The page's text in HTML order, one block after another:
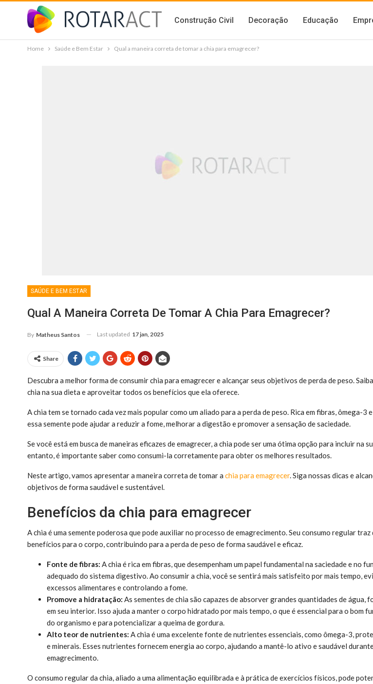
Construção Civil Decoração Educação
Home Saúde e Bem Estar Qual a maneira correta de tomar a chia para emagrecer?
SAÚDE E BEM ESTAR
Qual A Maneira Correta De Tomar A Chia Para Emagrecer?
By Matheus Santos Last updated 17 jan, 2025
Share
Descubra a melhor forma de consumir chia para emagrecer e alcançar seus objetivos de perda de peso.
chia na sua dieta e aproveitar todos os benefícios que ela oferece.
A chia tem se tornado cada vez mais popular como um aliado para a perda de peso. Rica em fibras, ômega-3
essa semente pode ajudar a reduzir a fome, melhorar a digestão e promover a sensação de saciedade.
Se você está em busca de maneiras eficazes de emagrecer, a chia pode ser uma ótima opção para incluir na
entanto, é importante saber como consumi-la corretamente para obter os melhores resultados.
Neste artigo, vamos apresentar a maneira correta de tomar a chia para emagrecer. Siga nossas dicas e
objetivos de forma saudável e sustentável.
Benefícios da chia para emagrecer
A chia é uma semente poderosa que pode auxiliar no processo de emagrecimento. Seu consumo regular traz
benefícios para o corpo, contribuindo para a perda de peso de forma saudável e eficaz.
Fonte de fibras: A chia é rica em fibras, que desempenham um papel fundamental na saciedade e no
adequado do sistema digestivo. Ao consumir a chia, você se sentirá mais satisfeito por mais tempo,
excessos alimentares e controlando a fome.
Promove a hidratação: As sementes de chia são capazes de absorver grandes quantidades de água,
em seu interior. Isso ajuda a manter o corpo hidratado por mais tempo, o que é essencial para o bom
do organismo e para potencializar a queima de gordura.
Alto teor de nutrientes: A chia é uma excelente fonte de nutrientes essenciais, como ômega-3,
e minerais. Esses nutrientes fornecem energia ao corpo, ajudando a mantê-lo ativo e saudável
emagrecimento.
O consumo regular da chia, aliado a uma alimentação equilibrada e à prática de exercícios físicos, pode